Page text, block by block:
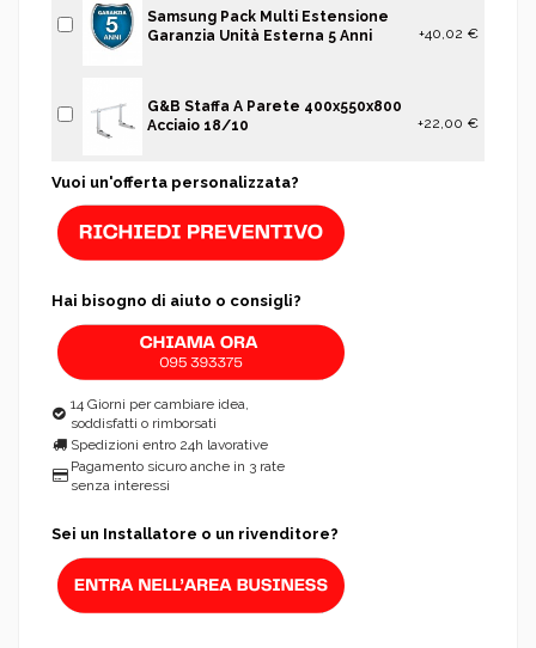
Samsung Pack Multi Estensione
Garanzia Unità Esterna 5 Anni
+40,02 €
G&B Staffa A Parete 400x550x800
Acciaio 18/10
+22,00 €
Vuoi un'offerta personalizzata?
Hai bisogno di aiuto o consigli?
14 Giorni per cambiare idea,
soddisfatti o rimborsati
Spedizioni entro 24h lavorative
Pagamento sicuro anche in 3 rate
senza interessi
Sei un Installatore o un rivenditore?